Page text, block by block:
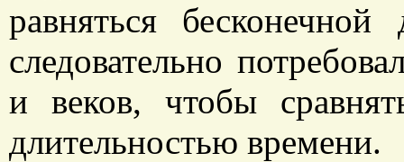
равняться
следовательно
и веков, чтобы
длительностью времени.